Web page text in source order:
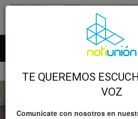
Deportes
TE QUEREMOS
VOZ
Comunicate con nosotros en